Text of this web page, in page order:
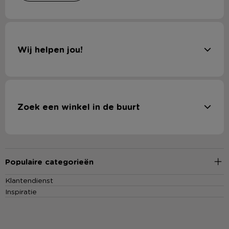
Wij helpen jou!
Zoek een winkel in de buurt
Populaire categorieën
Klantendienst
Inspiratie